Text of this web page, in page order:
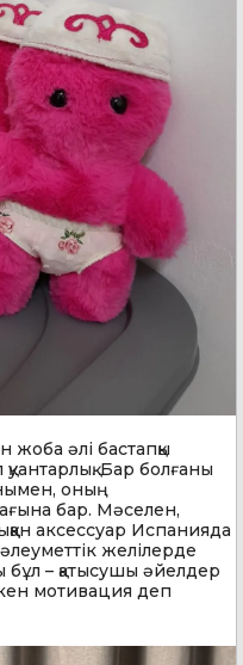
әлі бастапқы
Бар болғаны
оның
бар. Мәселен,
аксессуар Испанияда
желілерде
– қатысушы әйелдер
мотивация деп